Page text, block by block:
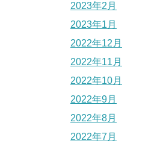
2023年2月
2023年1月
2022年12月
2022年11月
2022年10月
2022年9月
2022年8月
2022年7月